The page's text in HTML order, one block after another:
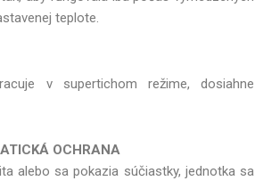
teplote.
v supertichom režime, dosiahne
OCHRANA
alebo sa pokazia súčiastky, jednotka sa